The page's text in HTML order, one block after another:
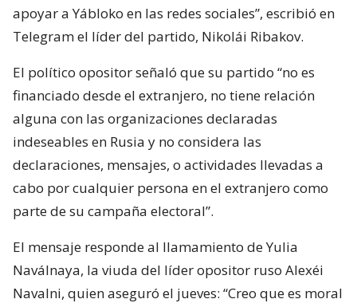
apoyar a Yábloko en las redes sociales”, escribió en
Telegram el líder del partido, Nikolái Ribakov.
El político opositor señaló que su partido “no es
financiado desde el extranjero, no tiene relación
alguna con las organizaciones declaradas
indeseables en Rusia y no considera las
declaraciones, mensajes, o actividades llevadas a
cabo por cualquier persona en el extranjero como
parte de su campaña electoral”.
El mensaje responde al llamamiento de Yulia
Naválnaya, la viuda del líder opositor ruso Alexéi
Navalni, quien aseguró el jueves: “Creo que es moral